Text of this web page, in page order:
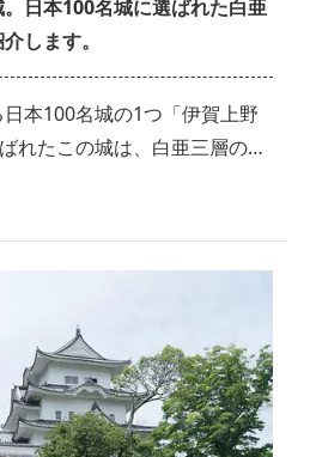
日本100名城に選ばれた白亜
します。
本100名城の1つ「伊賀上野
れたこの城は、白亜三層の端